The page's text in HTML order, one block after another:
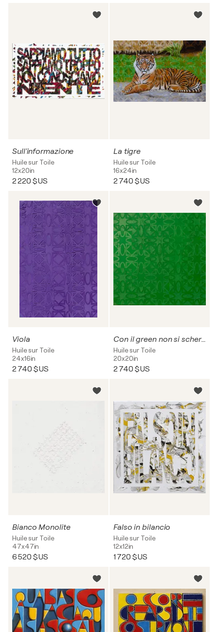
Sull'informazione
Huile sur Toile
12x20in
2 220 $US
La tigre
Huile sur Toile
16x24in
2 740 $US
Viola
Huile sur Toile
24x16in
2 740 $US
Con il green non si scherza
Huile sur Toile
20x20in
2 740 $US
Bianco Monolite
Huile sur Toile
47x47in
6 520 $US
Falso in bilancio
Huile sur Toile
12x12in
1 720 $US